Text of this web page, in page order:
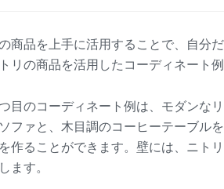
商品を上手に活用することで、自分
リの商品を活用したコーディネート
目のコーディネート例は、モダンな
ファと、木目調のコーヒーテーブル
作ることができます。壁には、ニト
ます。